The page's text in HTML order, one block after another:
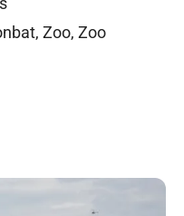
, Zoo, Zoo